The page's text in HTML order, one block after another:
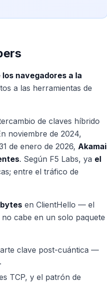
navegadores a la
a las herramientas de
de claves híbrido
noviembre de 2024,
de enero de 2026, Akamai
. Según F5 Labs, ya el
entre el tráfico de
en ClientHello — el
cabe en un solo paquete
clave post-cuántica —
TCP, y el patrón de